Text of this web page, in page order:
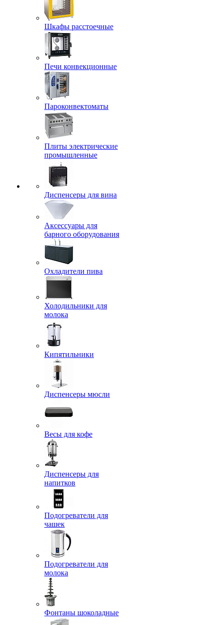
Шкафы расстоечные
Печи конвекционные
Пароконвектоматы
Плиты электрические
промышленные
Диспенсеры для вина
Аксессуары для
барного оборудования
Охладители пива
Холодильники для
молока
Кипятильники
Диспенсеры мюсли
Весы для кофе
Диспенсеры для
напитков
Подогреватели для
чашек
Подогреватели для
молока
Фонтаны шоколадные